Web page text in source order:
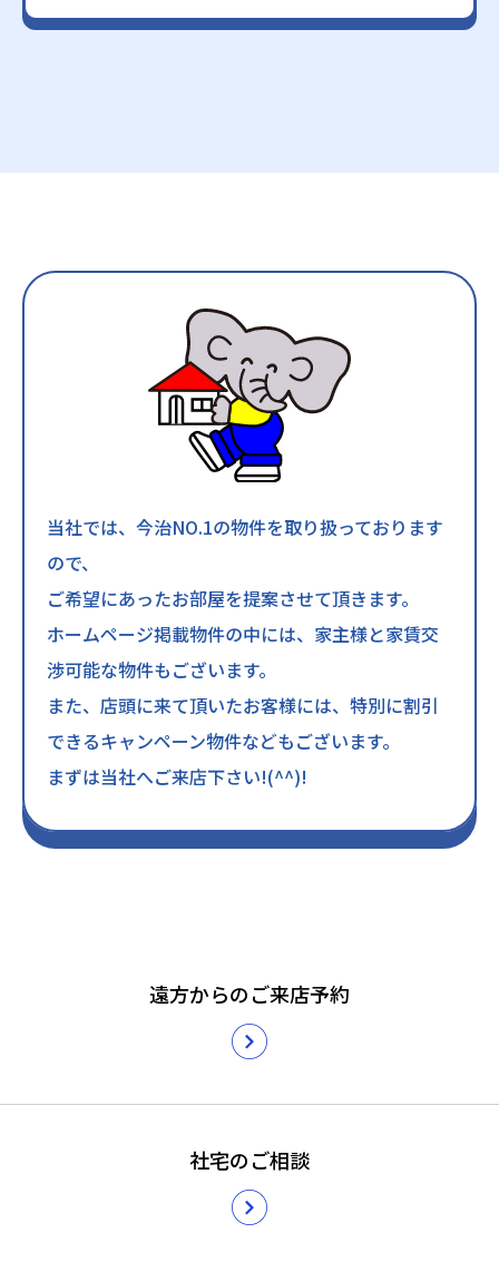
当社では、今治NO.1の物件を取り扱っております
ので、
ご希望にあったお部屋を提案させて頂きます。
ホームページ掲載物件の中には、家主様と家賃交
渉可能な物件もございます。
また、店頭に来て頂いたお客様には、特別に割引
できるキャンペーン物件などもございます。
まずは当社へご来店下さい!(^^)!
遠方からのご来店予約
社宅のご相談